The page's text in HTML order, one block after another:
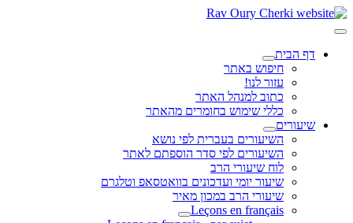
דף הבית
חיפוש באתר
עזור לנו!
כתוב למנהל האתר
כללי שימוש בחומרים מהאתר
שיעורים
השיעורים בעברית לפי נושא
השיעורים לפי סדר הוספתם לאתר
לוח שיעורי הרב
שיעור יומי ועדכונים בוואטסאפ וטלגרם
שיעורי הרב במכון מאיר
Leçons en français